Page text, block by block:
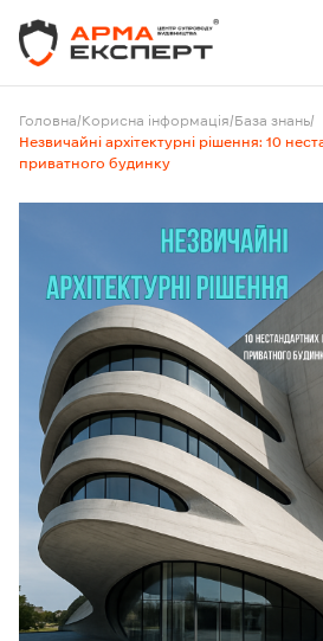
Головна/Корисна інформація/База знань/
Незвичайні архітектурні рішення: 10
приватного будинку